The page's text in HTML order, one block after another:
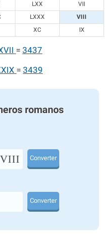
LXX
VII
LXXX
VIII
XC IX
= 3437
= 3439
romanos
Converter
Converter